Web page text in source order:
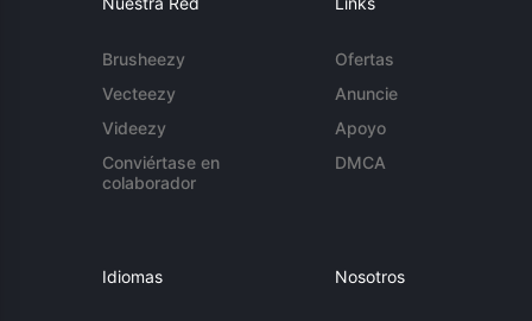
Brusheezy
Vecteezy
Videezy
Conviértase en
colaborador
Ofertas
Anuncie
Apoyo
DMCA
Idiomas Nosotros